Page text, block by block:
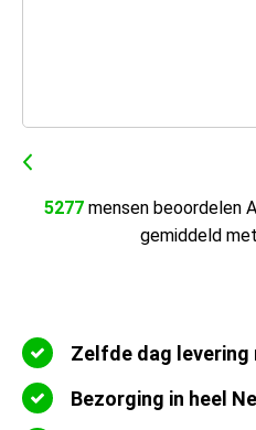
5277 mensen beoordelen
gemiddeld
Zelfde dag levering
Bezorging in heel